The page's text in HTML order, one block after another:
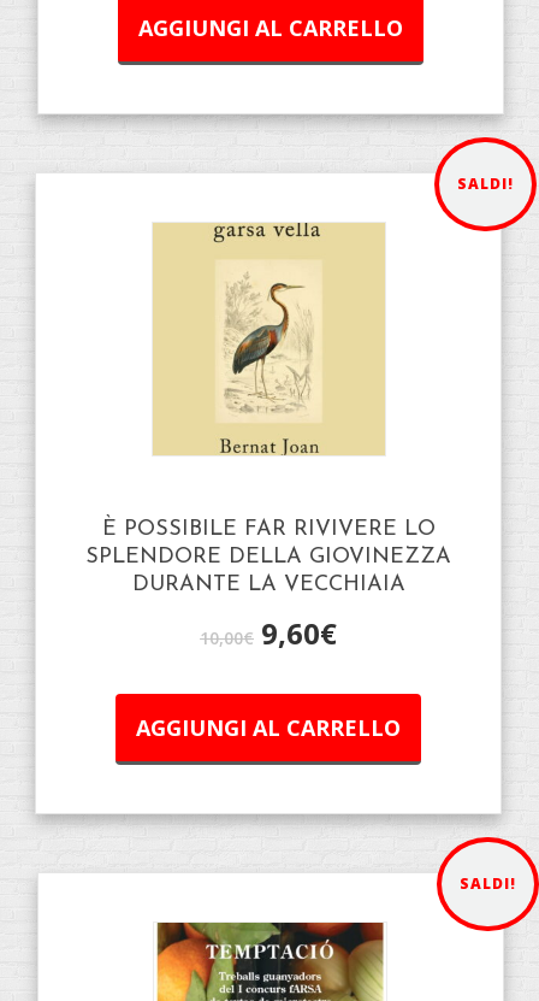
AGGIUNGI AL CARRELLO
SALDI!
È POSSIBILE FAR RIVIVERE LO
SPLENDORE DELLA GIOVINEZZA
DURANTE LA VECCHIAIA
10,00€ 9,60€
AGGIUNGI AL CARRELLO
SALDI!